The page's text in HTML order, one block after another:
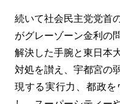
続いて社会民主党党首
がグレーゾーン金利の
解決した手腕と東日本
対処を讃え、宇都宮の
現する実行力、都政